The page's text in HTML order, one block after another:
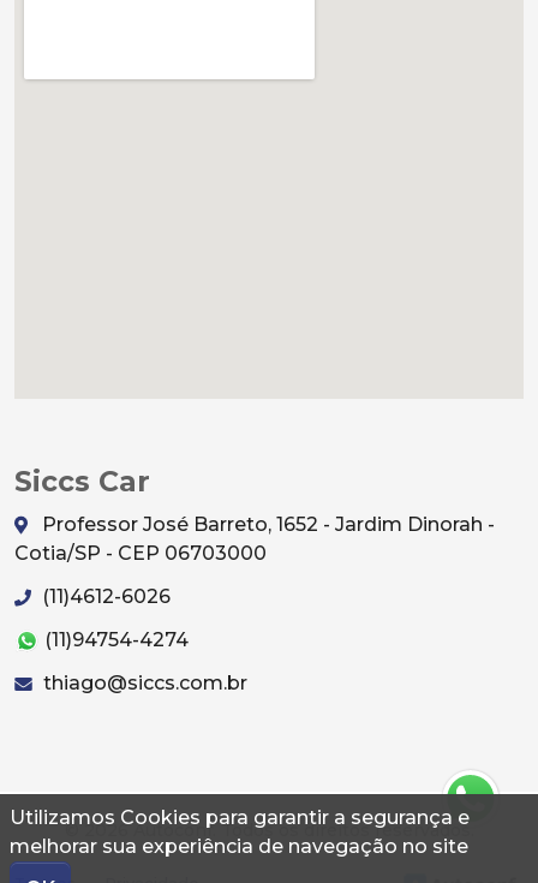
Utilizamos Cookies para garantir a segurança e
melhorar sua experiência de navegação no site
Siccs Car
Professor José Barreto, 1652 - Jardim Dinorah -
Cotia/SP - CEP 06703000
(11)4612-6026
(11)94754-4274
thiago@siccs.com.br
© 2026 Autoconf. Todos os direitos reservados.